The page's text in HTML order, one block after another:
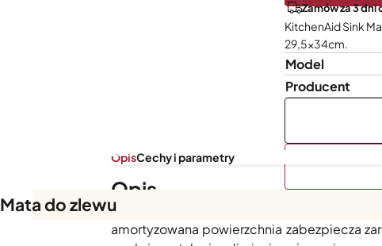
Zamów za 3
KitchenAid Sink
29,5x34cm.
Model
Producent
Mata do zlewu
OpisCechy i parametry
Opis
Silikonowa mata
amortyzowana powierzchnia zabezpiecza